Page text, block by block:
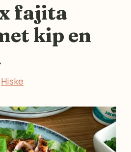
fajita
kip en
Hiske